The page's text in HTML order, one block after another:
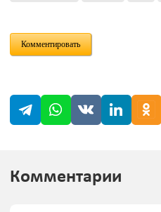
Комментировать
Комментарии